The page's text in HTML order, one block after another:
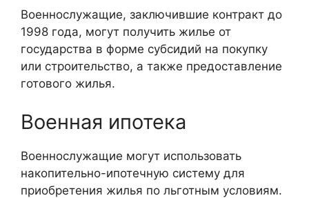
Военнослужащие, заключившие контракт до
1998 года, могут получить жилье от
государства в форме субсидий на покупку
или строительство, а также предоставление
готового жилья.
Военная ипотека
Военнослужащие могут использовать
накопительно-ипотечную систему для
приобретения жилья по льготным условиям.